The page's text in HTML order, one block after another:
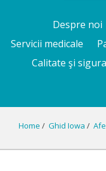
Despre noi
Servicii medicale
Calitate şi
Home / Ghid Iowa /